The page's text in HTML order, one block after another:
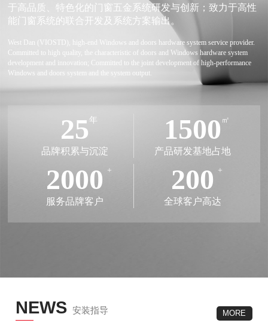
于高品质、特色化的门窗五金系统研发与创新；致力于高性
能门窗系统的联合开发及系统方案输出。
West Dan (VIOSTD), high-end Windows and doors hardware system service provider.
Committed to high quality, the characteristic of doors and Windows hardware system
development and innovation; Committed to the joint development of high-performance
Windows and doors system and the system output.
25年
品牌积累与沉淀
1500 ㎡
产品研发基地占地
2000 +
服务品牌客户
200 +
全球客户高达
NEWS 安装指导 MORE